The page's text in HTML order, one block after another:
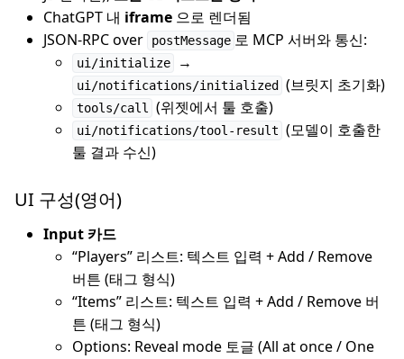
ChatGPT 내 iframe 으로 렌더됨
JSON-RPC over
postMessage 로 MCP 서버와 통신:
ui/initialize →
ui/notifications/initialized (브릿지 초기화)
tools/call (위젯에서 툴 호출)
ui/notifications/tool-result (모델이 호출한
툴 결과 수신)
UI 구성(영어)
Input 카드
“Players” 리스트: 텍스트 입력 + Add / Remove
버튼 (태그 형식)
“Items” 리스트: 텍스트 입력 + Add / Remove 버
튼 (태그 형식)
Options: Reveal mode 토글 (All at once / One